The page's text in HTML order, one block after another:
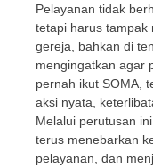
Pelayanan tidak
tetapi harus tampak
gereja, bahkan di
mengingatkan agar
pernah ikut SOMA,
aksi nyata,
Melalui perutusan
terus menebarkan
pelayanan, dan